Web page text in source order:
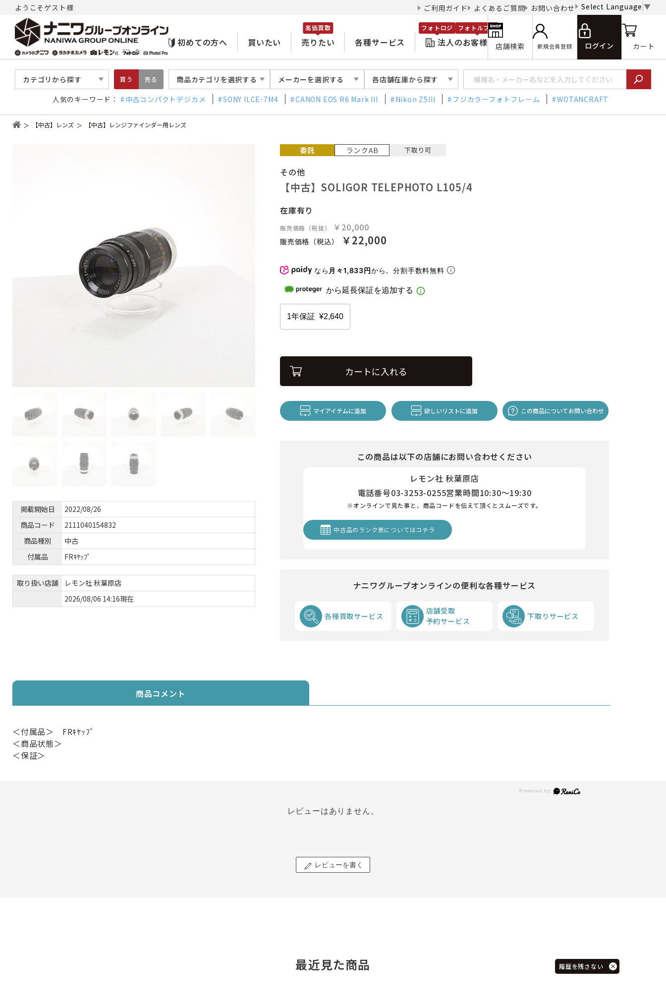
ようこそゲスト様 ご利用ガイド よくあるご質問 お問い合わせ Select Language ▼
初めての方へ 買いたい 売りたい
高価買取
各種サービス 法人のお客様
フォトロジ フォトルプロ
店舗検索 新規会員登録 ログイン カート
カテゴリから探す 買う 売る 商品カテゴリを選択する メーカーを選択する 各店舗在庫から探す
人気のキーワード： 中古コンパクトデジカメ SONY ILCE-7M4 CANON EOS R6 Mark III Nikon Z5III フジカラーフォトフレーム WOTANCRAFT
【中古】レンズ 【中古】レンジファインダー用レンズ
掲載開始日
2022/08/26
商品コード
2111040154832
商品種別
中古
付属品
FRｷﾔｯﾌﾟ
取り扱い店舗
レモン社 秋葉原店
2026/08/06 14:16現在
その他
【中古】SOLIGOR TELEPHOTO L105/4
在庫有り
販売価格（税抜） ￥20,000
販売価格（税込） ￥22,000
なら 月々1,833円から。分割手数料無料
カートに入れる
マイアイテムに追加 欲しいリストに追加 この商品についてお問い合わせ
この商品は以下の店舗にお問い合わせください
レモン社 秋葉原店
電話番号03-3253-0255営業時間10:30～19:30
※オンラインで見た事と、商品コードを伝えて頂くとスムーズです。
中古品のランク表についてはコチラ
ナニワグループオンラインの便利な各種サービス
各種買取サービス
店舗受取
予約サービス
下取りサービス
商品コメント
＜付属品＞ FRｷﾔｯﾌﾟ
＜商品状態＞
＜保証＞
レビューはありません。
レビューを書く
最近見た商品 履歴を残さない